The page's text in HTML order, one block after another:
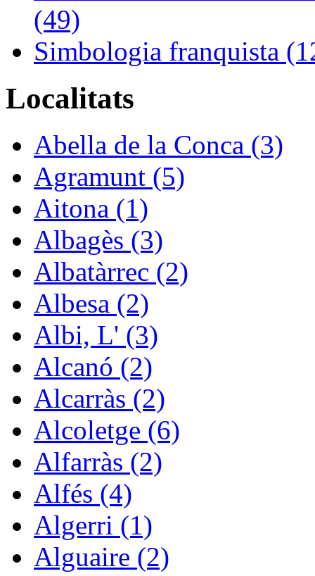
(49)
Simbologia franquista
Localitats
Abella de la Conca (3)
Agramunt (5)
Aitona (1)
Albagès (3)
Albatàrrec (2)
Albesa (2)
Albi, L' (3)
Alcanó (2)
Alcarràs (2)
Alcoletge (6)
Alfarràs (2)
Alfés (4)
Algerri (1)
Alguaire (2)